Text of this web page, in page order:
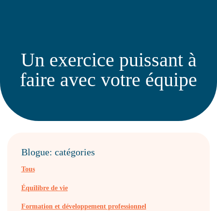
Un exercice puissant à
faire avec votre équipe
Blogue: catégories
Tous
Équilibre de vie
Formation et développement professionnel